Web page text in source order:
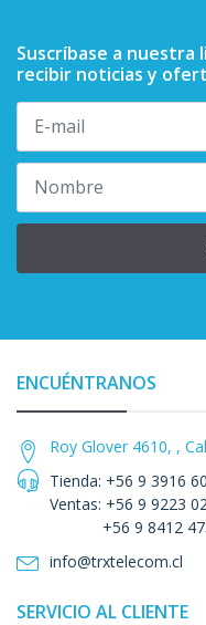
Suscríbase a
recibir noticias y
ENCUÉNTRANOS
Roy Glover 4610, ,
Tienda: +56 9 3916
Ventas: +56 9 9223
+56 9 8412
info@trxtelecom.cl
SERVICIO AL CLIENTE